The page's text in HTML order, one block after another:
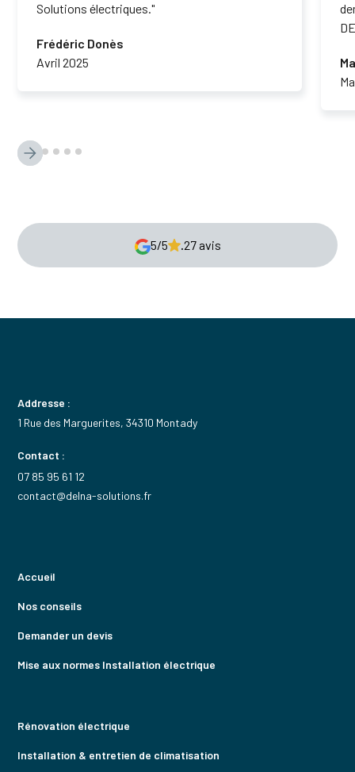
Solutions électriques."
Frédéric Donès
Avril 2025
5/5 .27 avis
Addresse :
1 Rue des Marguerites, 34310 Montady
Contact :
07 85 95 61 12
contact@delna-solutions.fr
Accueil
Nos conseils
Demander un devis
Mise aux normes Installation électrique
Rénovation électrique
Installation & entretien de climatisation